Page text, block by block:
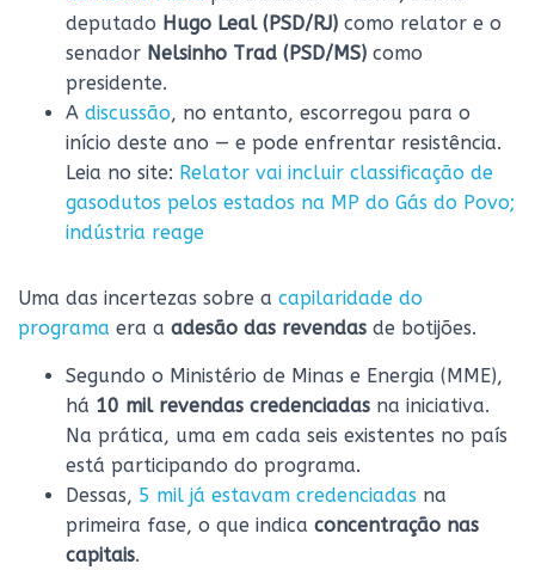
deputado Hugo Leal (PSD/RJ) como relator e o
senador Nelsinho Trad (PSD/MS) como
presidente.
A discussão, no entanto, escorregou para o
início deste ano — e pode enfrentar resistência.
Leia no site: Relator vai incluir classificação de
gasodutos pelos estados na MP do Gás do Povo;
indústria reage
Uma das incertezas sobre a capilaridade do
programa era a adesão das revendas de botijões.
Segundo o Ministério de Minas e Energia (MME),
há 10 mil revendas credenciadas na iniciativa.
Na prática, uma em cada seis existentes no país
está participando do programa.
Dessas, 5 mil já estavam credenciadas na
primeira fase, o que indica concentração nas
capitais.